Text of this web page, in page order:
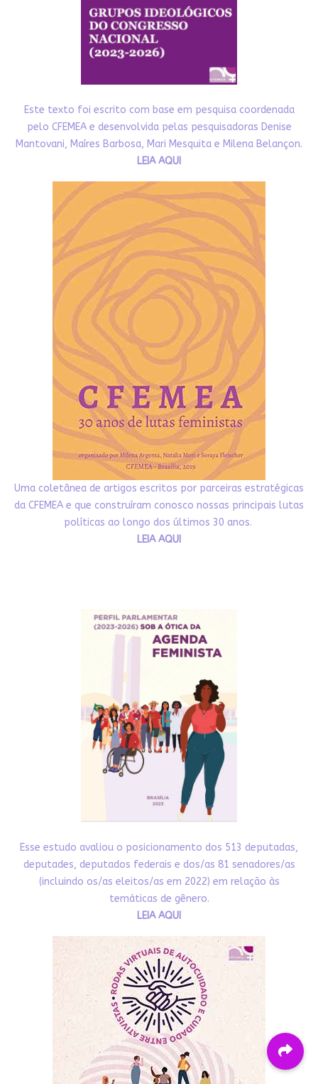
Este texto foi escrito com base em pesquisa coordenada
pelo CFEMEA e desenvolvida pelas pesquisadoras Denise
Mantovani, Maíres Barbosa, Mari Mesquita e Milena Belançon.
LEIA AQUI
Uma coletânea de artigos escritos por parceiras estratégicas
da CFEMEA e que construíram conosco nossas principais lutas
políticas ao longo dos últimos 30 anos.
LEIA AQUI
Esse estudo avaliou o posicionamento dos 513 deputadas,
deputades, deputados federais e dos/as 81 senadores/as
(incluindo os/as eleitos/as em 2022) em relação às
temáticas de gênero.
LEIA AQUI